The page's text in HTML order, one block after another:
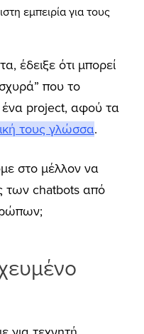
εμπειρία για τους
έδειξε ότι μπορεί
που το
ένα project, αφού τα
τους γλώσσα.
στο μέλλον να
των chatbots από